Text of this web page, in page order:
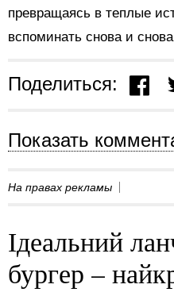
превращаясь в теплые
вспоминать снова и
Поделиться:
Показать
На правах рекламы
Ідеальний
бургер –